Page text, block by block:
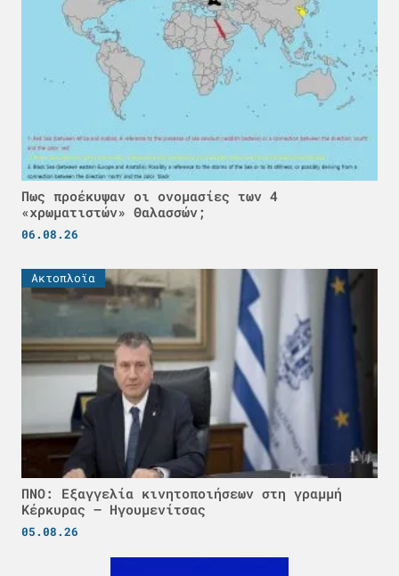
Πως προέκυψαν οι ονομασίες των 4
«χρωματιστών» Θαλασσών;
06.08.26
Ακτοπλοϊα
ΠΝΟ: Εξαγγελία κινητοποιήσεων στη γραμμή
Κέρκυρας – Ηγουμενίτσας
05.08.26